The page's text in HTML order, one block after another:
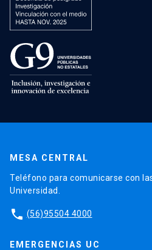
MESA CENTRAL
Teléfono para comunicarse con
Universidad.
phone (56)95504 4000
EMERGENCIAS UC